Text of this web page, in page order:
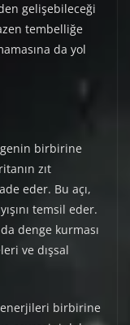
gelişebileceği
tembelliğe
da yol
birbirine
zıt
eder. Bu açı,
temsil eder.
denge kurması
ve dışsal
enerjileri birbirine